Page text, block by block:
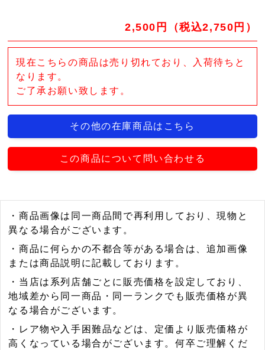
2,500円（税込2,750円）
現在こちらの商品は売り切れており、入荷待ちと
なります。
ご了承お願い致します。
その他の在庫商品はこちら
この商品について問い合わせる
・商品画像は同一商品間で再利用しており、現物と
異なる場合がございます。
・商品に何らかの不都合等がある場合は、追加画像
または商品説明に記載しております。
・当店は系列店舗ごとに販売価格を設定しており、
地域差から同一商品・同一ランクでも販売価格が異
なる場合がございます。
・レア物や入手困難品などは、定価より販売価格が
高くなっている場合がございます。何卒ご理解くだ